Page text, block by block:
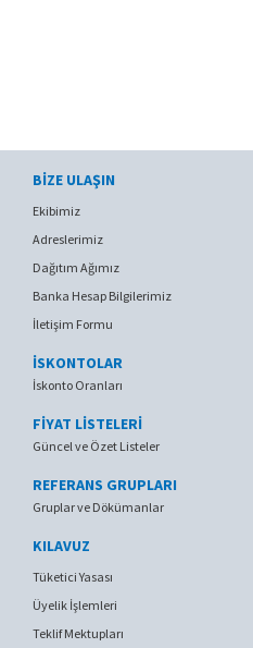
BIZE ULAŞIN
Ekibimiz
Adreslerimiz
Dağıtım Ağımız
Banka Hesap Bilgilerimiz
İletişim Formu
İSKONTOLAR
İskonto Oranları
FİYAT LİSTELERİ
Güncel ve Özet Listeler
REFERANS GRUPLARI
Gruplar ve Dökümanlar
KILAVUZ
Tüketici Yasası
Üyelik İşlemleri
Teklif Mektupları